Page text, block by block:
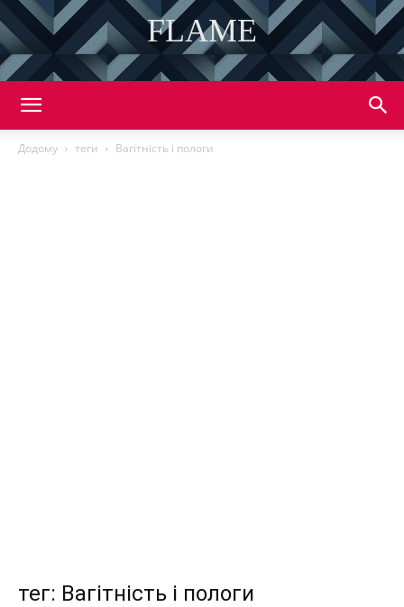
FLAME
DISCOVER THE ART OF PUBLISHING
Додому теги Вагітність і пологи
тег: Вагітність і пологи